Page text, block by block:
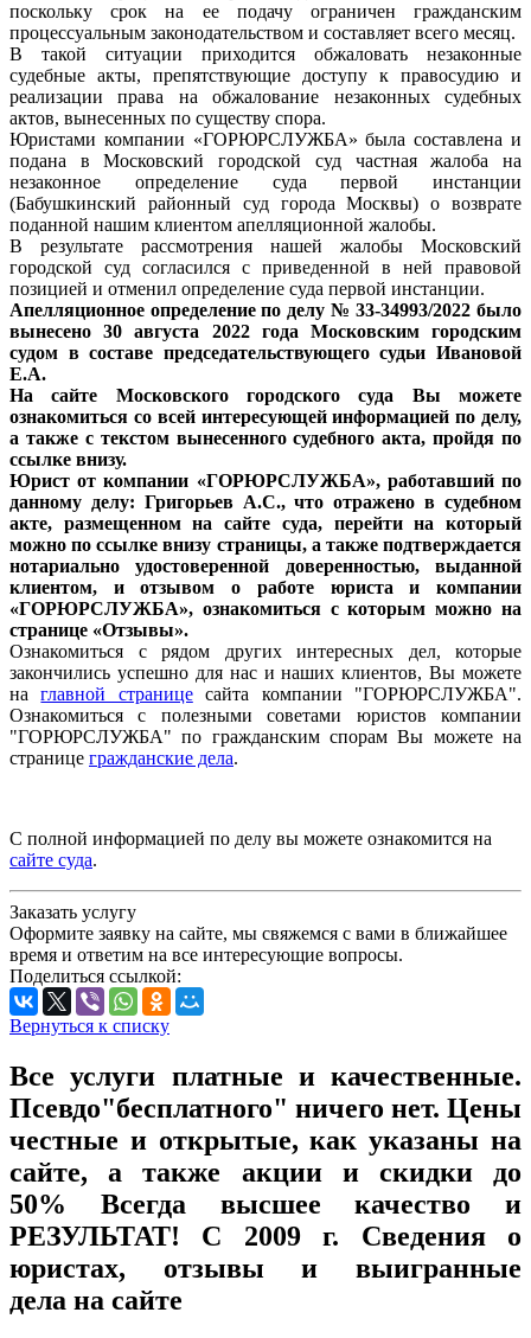
поскольку срок на ее подачу ограничен гражданским
процессуальным законодательством и составляет всего месяц.
В такой ситуации приходится обжаловать незаконные
судебные акты, препятствующие доступу к правосудию и
реализации права на обжалование незаконных судебных
актов, вынесенных по существу спора.
Юристами компании «ГОРЮРСЛУЖБА» была составлена и
подана в Московский городской суд частная жалоба на
незаконное определение суда первой инстанции
(Бабушкинский районный суд города Москвы) о возврате
поданной нашим клиентом апелляционной жалобы.
В результате рассмотрения нашей жалобы Московский
городской суд согласился с приведенной в ней правовой
позицией и отменил определение суда первой инстанции.
Апелляционное определение по делу № 33-34993/2022 было
вынесено 30 августа 2022 года Московским городским
судом в составе председательствующего судьи Ивановой
Е.А.
На сайте Московского городского суда Вы можете
ознакомиться со всей интересующей информацией по делу,
а также с текстом вынесенного судебного акта, пройдя по
ссылке внизу.
Юрист от компании «ГОРЮРСЛУЖБА», работавший по
данному делу: Григорьев А.С., что отражено в судебном
акте, размещенном на сайте суда, перейти на который
можно по ссылке внизу страницы, а также подтверждается
нотариально удостоверенной доверенностью, выданной
клиентом, и отзывом о работе юриста и компании
«ГОРЮРСЛУЖБА», ознакомиться с которым можно на
странице «Отзывы».
Ознакомиться с рядом других интересных дел, которые
закончились успешно для нас и наших клиентов, Вы можете
наглавной страницесайта компании "ГОРЮРСЛУЖБА".
Ознакомиться с полезными советами юристов компании
"ГОРЮРСЛУЖБА" по гражданским спорам Вы можете на
странице гражданские дела.
С полной информацией по делу вы можете ознакомится на
сайте суда.
Заказать услугу
Оформите заявку на сайте, мы свяжемся с вами в ближайшее
время и ответим на все интересующие вопросы.
Поделиться ссылкой:
Вернуться к списку
Все услуги платные и качественные.
Псевдо"бесплатного" ничего нет. Цены
честные и открытые, как указаны на
сайте, а также акции и скидки до
50% Всегда высшее качество и
РЕЗУЛЬТАТ! С 2009 г. Сведения о
юристах, отзывы и выигранные
дела на сайте